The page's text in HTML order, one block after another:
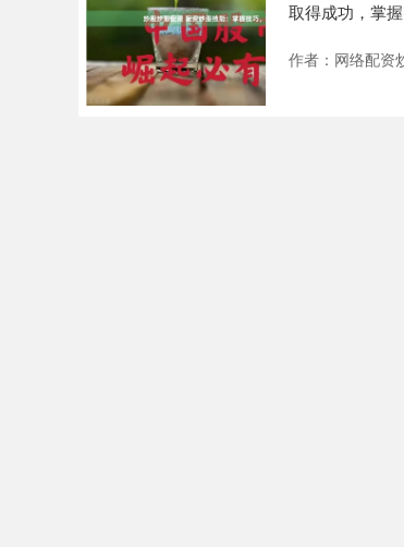
取得成功，掌
作者：网络配资